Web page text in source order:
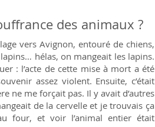
des animaux ?
vers Avignon, entouré de chiens,
hélas, on mangeait les lapins.
: l’acte de cette mise à mort a été
assez violent. Ensuite, c’était
ne me forçait pas. Il y avait d’autres
de la cervelle et je trouvais ça
four, et voir l’animal entier était